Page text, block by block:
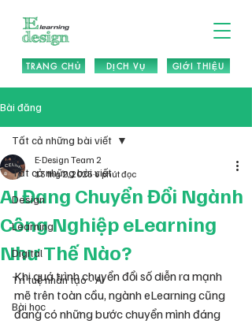
TRANG CHỦ DỊCH VỤ GIỚI THIỆU
Bài đăng
Tất cả những bài viết
Design
Learning
Digital
Trí tuệ nhân tạo - AI
Bài học
Tất cả những bài viết
AI Đang Chuyển Đổi Ngành
Công Nghiệp eLearning
Như Thế Nào?
E-Design Team 2
13 thg 2, 2025 6 phút đọc
Khi quá trình chuyển đổi số diễn ra mạnh
mẽ trên toàn cầu, ngành eLearning cũng
đang có những bước chuyển mình đáng